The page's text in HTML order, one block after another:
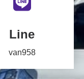
Line
van958